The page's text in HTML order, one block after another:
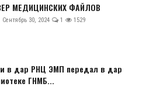
МЕДИЦИНСКИХ ФАЙЛОВ
Сентябрь 30, 2024 1 1529
в дар РНЦ ЭМП передал в дар
ГНМБ...